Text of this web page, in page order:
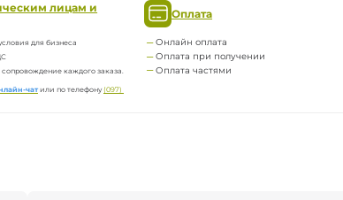
лицам и
для бизнеса
каждого заказа.
чатили по телефону(097)
Оплата
Онлайн оплата
Оплата при получении
Оплата частями